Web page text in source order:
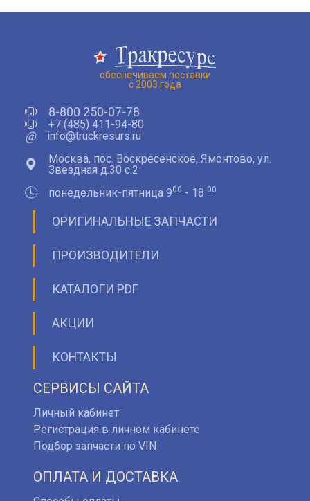
обеспечиваем поставки
с 2003 года
8-800 250-07-78
+7 (485) 411-94-80
@
info@truckresurs.ru
Москва, пос. Воскресенское, Ямонтово, ул.
Звездная д.30 с.2
понедельник-пятница 900 - 18 00
ОРИГИНАЛЬНЫЕ ЗАПЧАСТИ
ПРОИЗВОДИТЕЛИ
КАТАЛОГИ PDF
АКЦИИ
КОНТАКТЫ
СЕРВИСЫ САЙТА
Личный кабинет
Регистрация в личном кабинете
Подбор запчасти по VIN
ОПЛАТА И ДОСТАВКА